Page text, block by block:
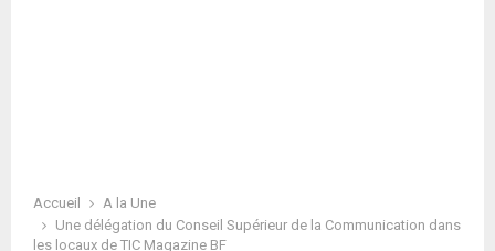
Accueil
A la Une
Une délégation du Conseil Supérieur de la Communication dans
les locaux de TIC Magazine BF